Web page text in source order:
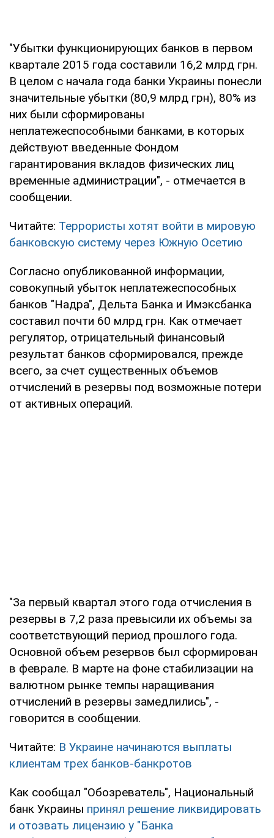
"Убытки функционирующих банков в первом
квартале 2015 года составили 16,2 млрд грн.
В целом с начала года банки Украины понесли
значительные убытки (80,9 млрд грн), 80% из
них были сформированы
неплатежеспособными банками, в которых
действуют введенные Фондом
гарантирования вкладов физических лиц
временные администрации", - отмечается в
сообщении.
Читайте: Террористы хотят войти в мировую
банковскую систему через Южную Осетию
Согласно опубликованной информации,
совокупный убыток неплатежеспособных
банков "Надра", Дельта Банка и Имэксбанка
составил почти 60 млрд грн. Как отмечает
регулятор, отрицательный финансовый
результат банков сформировался, прежде
всего, за счет существенных объемов
отчислений в резервы под возможные потери
от активных операций.
"За первый квартал этого года отчисления в
резервы в 7,2 раза превысили их объемы за
соответствующий период прошлого года.
Основной объем резервов был сформирован
в феврале. В марте на фоне стабилизации на
валютном рынке темпы наращивания
отчислений в резервы замедлились", -
говорится в сообщении.
Читайте: В Украине начинаются выплаты
клиентам трех банков-банкротов
Как сообщал "Обозреватель", Национальный
банк Украины принял решение ликвидировать
и отозвать лицензию у "Банка